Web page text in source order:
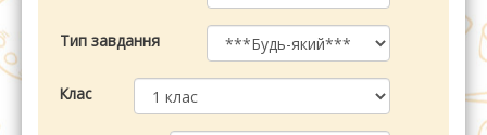
Тип завдання
Клас